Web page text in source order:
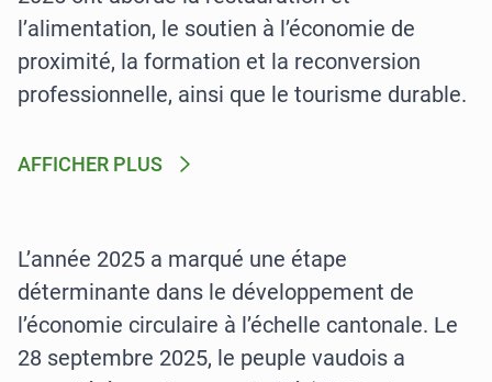
l’alimentation, le soutien à l’économie de
proximité, la formation et la reconversion
professionnelle, ainsi que le tourisme durable.
AFFICHER PLUS
L’année 2025 a marqué une étape
déterminante dans le développement de
l’économie circulaire à l’échelle cantonale. Le
28 septembre 2025, le peuple vaudois a